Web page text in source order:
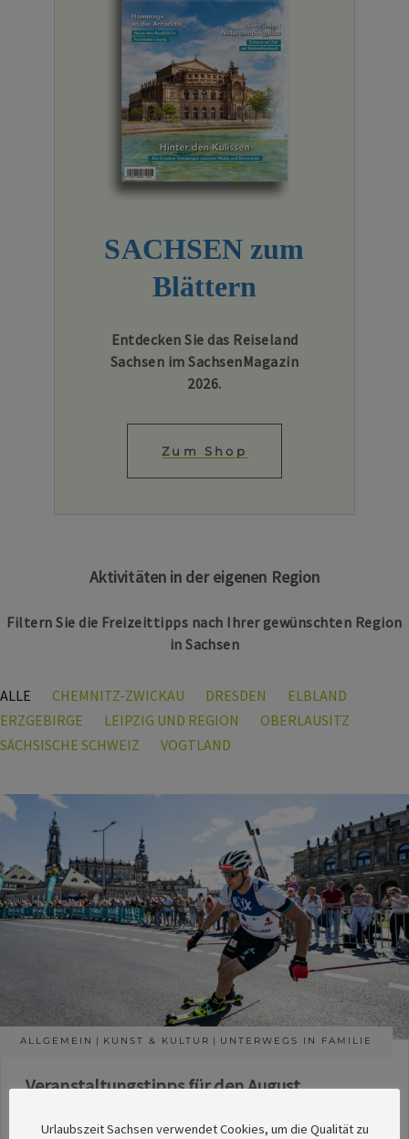
SACHSEN zum
Blättern
Entdecken Sie das Reiseland
Sachsen im SachsenMagazin
2026.
Zum Shop
Aktivitäten in der eigenen Region
Filtern Sie die Freizeittipps nach Ihrer gewünschten Region
in Sachsen
ALLE CHEMNITZ-ZWICKAU DRESDEN
ELBLAND
ERZGEBIRGE
LEIPZIG UND REGION
OBERLAUSITZ
SÄCHSISCHE SCHWEIZ
VOGTLAND
ALLGEMEIN KUNST & KULTUR UNTERWEGS IN FAMILIE
Veranstaltungstipps für den August
Urlaubszeit Sachsen verwendet Cookies, um die Qualität zu